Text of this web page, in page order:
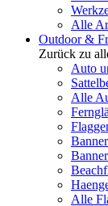
Alle
Outdoor &
Zurück zu
Auto
Alle
Banner
Alle